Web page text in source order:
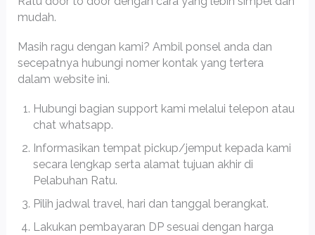
mudah.
Masih ragu dengan kami? Ambil ponsel anda dan
secepatnya hubungi nomer kontak yang tertera
dalam website ini.
Hubungi bagian support kami melalui telepon atau
chat whatsapp.
Informasikan tempat pickup/jemput kepada kami
secara lengkap serta alamat tujuan akhir di
Pelabuhan Ratu.
Pilih jadwal travel, hari dan tanggal berangkat.
Lakukan pembayaran DP sesuai dengan harga